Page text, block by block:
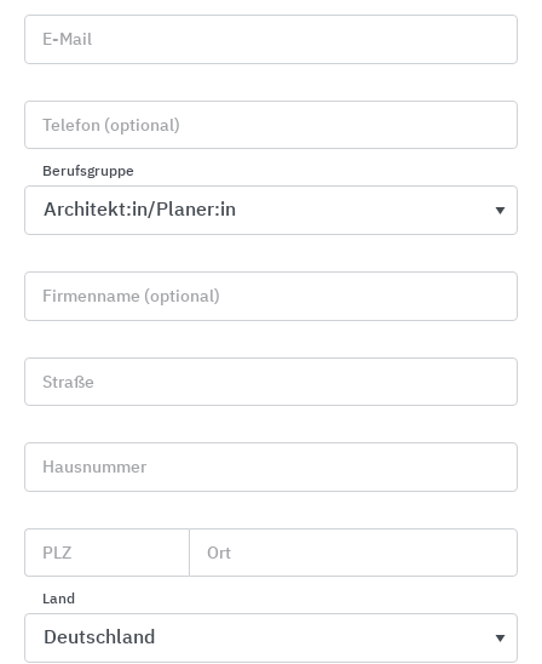
Alpha Deuren International
E-Mail
Telefon (optional)
Berufsgruppe
Firmenname (optional)
Straße
Hausnummer
PLZ Ort
Land